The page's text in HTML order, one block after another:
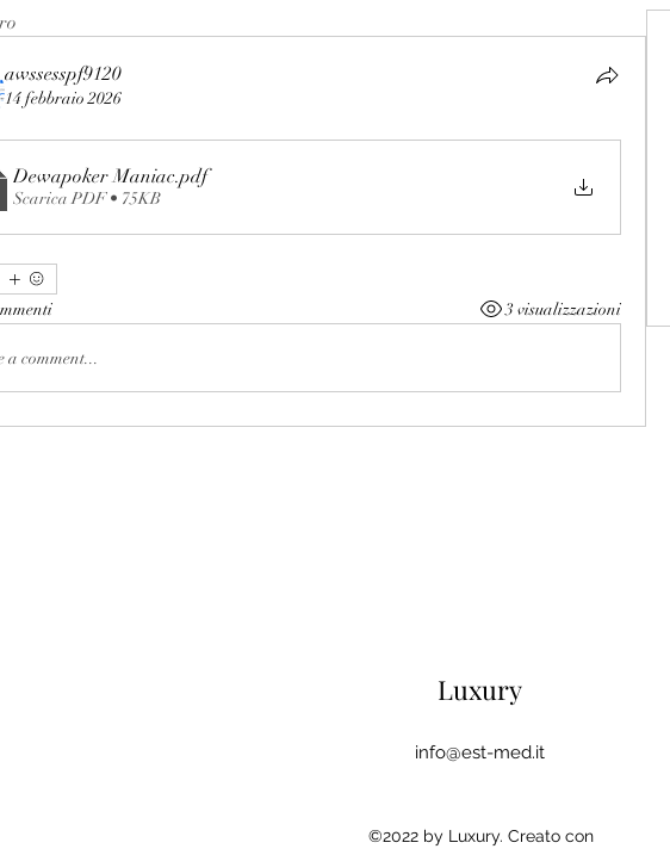
awssesspf9120
14 febbraio 2026
Dewapoker Maniac.pdf
Scarica PDF • 75KB
3 visualizzazioni
a comment...
Luxury
info@est-med.it
©2022 by Luxury. Creato con